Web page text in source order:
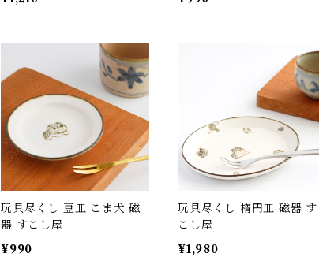
玩具尽くし 豆皿 こま犬 磁
器 すこし屋
¥990
玩具尽くし 楕円皿 磁器 す
こし屋
¥1,980